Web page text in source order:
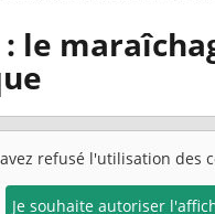
: le
refusé l'utilisation des
Je souhaite autoriser